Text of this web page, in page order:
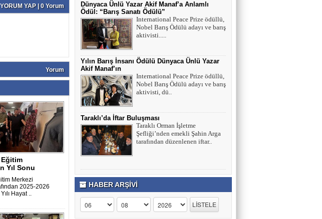
YAP | 0 Yorum
Yorum
Eğitim
Yıl Sonu
Merkezi
2025-2026
Hayat ..
Dünyaca Ünlü Yazar Akif Manaf’a Anlamlı
Ödül: “Barış Sanatı Ödülü”
International Peace Prize ödüllü,
Nobel Barış Ödülü adayı ve barış
aktivisti.....
Yılın Barış İnsanı Ödülü Dünyaca Ünlü Yazar
Akif Manaf’ın
International Peace Prize ödüllü,
Nobel Barış Ödülü adayı ve barış
aktivisti, dü..
Taraklı’da İftar Buluşması
Taraklı Orman İşletme
Şefliği’nden emekli Şahin Arga
tarafından düzenlenen iftar..
HABER ARŞİVİ